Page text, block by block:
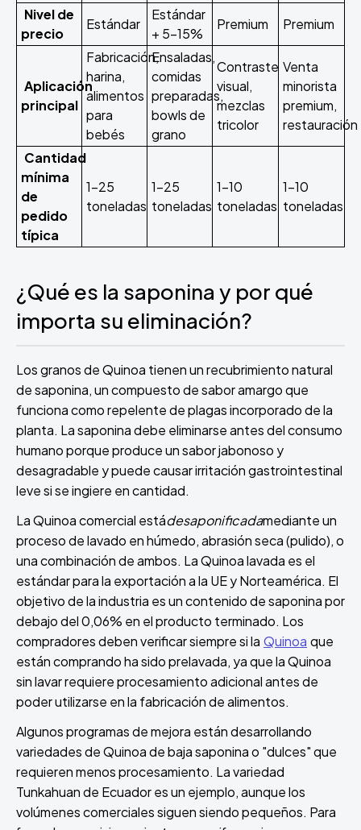
Nivel de
precio
Estándar
Estándar
+ 5-15%
Premium Premium
Aplicación
principal
Fabricación,
harina,
alimentos
para
bebés
Ensaladas,
comidas
preparadas,
bowls de
grano
Contraste
visual,
mezclas
tricolor
Venta
minorista
premium,
restauración
Cantidad
mínima
de
pedido
típica
1-25
toneladas
1-25
toneladas
1-10
toneladas
1-10
toneladas
¿Qué es la saponina y por qué
importa su eliminación?
Los granos de Quinoa tienen un recubrimiento natural
de saponina, un compuesto de sabor amargo que
funciona como repelente de plagas incorporado de la
planta. La saponina debe eliminarse antes del consumo
humano porque produce un sabor jabonoso y
desagradable y puede causar irritación gastrointestinal
leve si se ingiere en cantidad.
La Quinoa comercial estádesaponificadamediante un
proceso de lavado en húmedo, abrasión seca (pulido), o
una combinación de ambos. La Quinoa lavada es el
estándar para la exportación a la UE y Norteamérica. El
objetivo de la industria es un contenido de saponina por
debajo del 0,06% en el producto terminado. Los
compradores deben verificar siempre si la Quinoa que
están comprando ha sido prelavada, ya que la Quinoa
sin lavar requiere procesamiento adicional antes de
poder utilizarse en la fabricación de alimentos.
Algunos programas de mejora están desarrollando
variedades de Quinoa de baja saponina o "dulces" que
requieren menos procesamiento. La variedad
Tunkahuan de Ecuador es un ejemplo, aunque los
volúmenes comerciales siguen siendo pequeños. Para